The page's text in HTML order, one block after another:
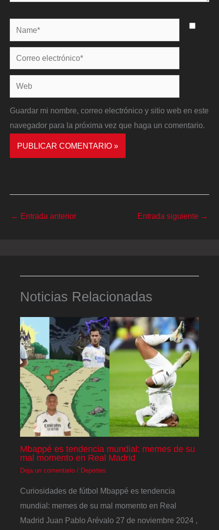
Name*
Correo
electrónico*
Web
Guardar mi nombre, correo electrónico y sitio web en este
navegador para la próxima vez que haga un comentario.
← Entrada anterior Entrada siguiente →
Noticias Relacionadas
Mbappé es tendencia mundial: memes de su
mal momento en Real Madrid
Deja un comentario / Deportes
Curiosidades de fútbol Mbappé es tendencia
mundial: memes de su mal momento en Real
Madrid Juan Pablo Arévalo 27 de noviembre 2024 ,